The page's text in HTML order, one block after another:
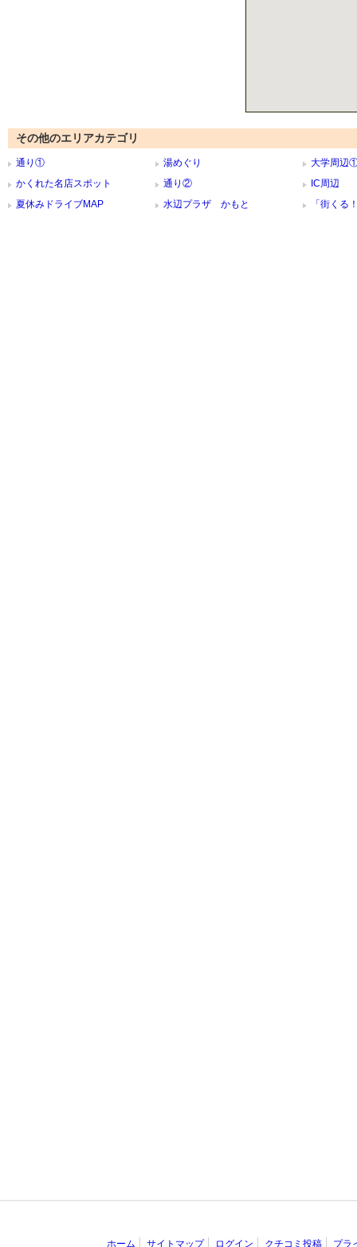
その他のエリアカテゴリ
通り① 湯めぐり
大学周辺
かくれた名店スポット
通り②
IC周辺
夏休みドライブMAP
水辺プラザ かもと 「街くる
ホーム サイトマップ ログイン クチコミ投稿 プラ